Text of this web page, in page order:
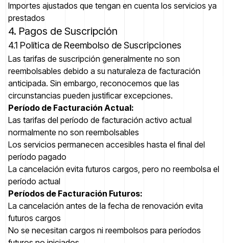
Importes ajustados que tengan en cuenta los servicios ya
prestados
4. Pagos de Suscripción
4.1 Política de Reembolso de Suscripciones
Las tarifas de suscripción generalmente no son
reembolsables debido a su naturaleza de facturación
anticipada. Sin embargo, reconocemos que las
circunstancias pueden justificar excepciones.
Período de Facturación Actual:
Las tarifas del período de facturación activo actual
normalmente no son reembolsables
Los servicios permanecen accesibles hasta el final del
período pagado
La cancelación evita futuros cargos, pero no reembolsa el
período actual
Períodos de Facturación Futuros:
La cancelación antes de la fecha de renovación evita
futuros cargos
No se necesitan cargos ni reembolsos para períodos